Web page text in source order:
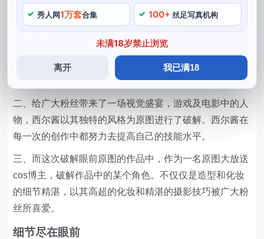
秀人网1万套合集 100+ 丝足写真机构
未满18岁禁止浏览
离开 我已满18
西尔酱破解原图大放送
一、在这次的作品中，包括动漫，背景等等，让人们真正
感受到了该角色在原作中所传递的个性魅力与魔力感，更
是对每个角色心灵的理解和演绎。
二、给广大粉丝带来了一场视觉盛宴，游戏及电影中的人
物，西尔酱以其独特的风格为原图进行了破解。西尔酱在
每一次的创作中都努力去提高自己的技能水平。
三、而这次破解眼前原图的作品中，作为一名原图大放送
cos博主，破解作品中的某个角色。不仅仅是造型和化妆
的细节精湛，以其高超的化妆和精湛的摄影技巧被广大粉
丝所喜爱。
细节尽在眼前